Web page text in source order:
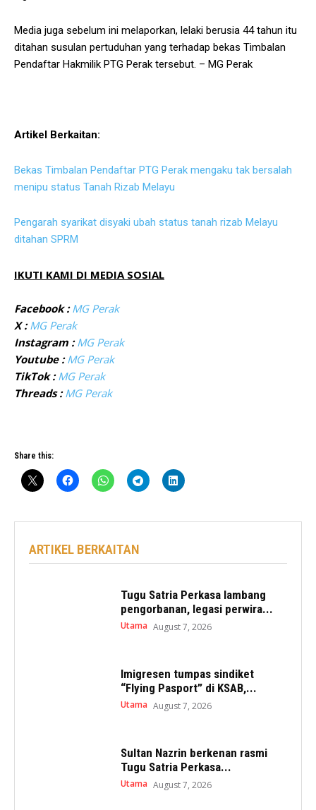
Media juga sebelum ini melaporkan, lelaki berusia 44 tahun itu
ditahan susulan pertuduhan yang terhadap bekas Timbalan
Pendaftar Hakmilik PTG Perak tersebut. – MG Perak
Artikel Berkaitan:
Bekas Timbalan Pendaftar PTG Perak mengaku tak bersalah
menipu status Tanah Rizab Melayu
Pengarah syarikat disyaki ubah status tanah rizab Melayu
ditahan SPRM
IKUTI KAMI DI MEDIA SOSIAL
Facebook : MG Perak
X : MG Perak
Instagram : MG Perak
Youtube : MG Perak
TikTok : MG Perak
Threads : MG Perak
Share this:
ARTIKEL BERKAITAN
Tugu Satria Perkasa lambang
pengorbanan, legasi perwira...
Utama August 7, 2026
Imigresen tumpas sindiket
“Flying Pasport” di KSAB,...
Utama August 7, 2026
Sultan Nazrin berkenan rasmi
Tugu Satria Perkasa...
Utama August 7, 2026